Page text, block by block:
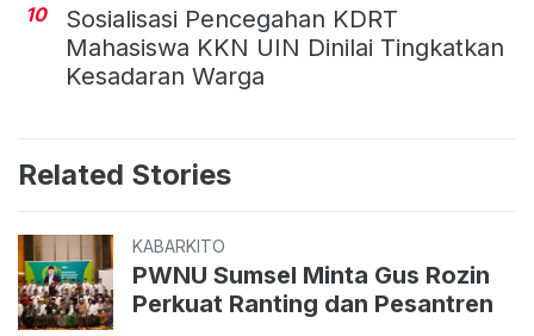
10
Sosialisasi Pencegahan KDRT
Mahasiswa KKN UIN Dinilai Tingkatkan
Kesadaran Warga
Related Stories
KABARKITO
PWNU Sumsel Minta Gus Rozin
Perkuat Ranting dan Pesantren